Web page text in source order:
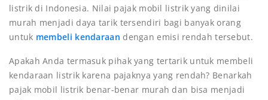
listrik di Indonesia. Nilai pajak mobil listrik yang dinilai
murah menjadi daya tarik tersendiri bagi banyak orang
untuk membeli kendaraan dengan emisi rendah tersebut.
Apakah Anda termasuk pihak yang tertarik untuk membeli
kendaraan listrik karena pajaknya yang rendah? Benarkah
pajak mobil listrik benar-benar murah dan bisa menjadi